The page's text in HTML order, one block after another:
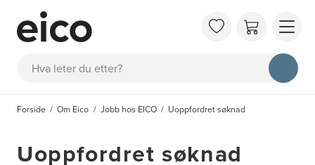
Søk
OM
FAQ
Forside Om Eico Jobb hos EICO Uoppfordret søknad
Uoppfordret søknad